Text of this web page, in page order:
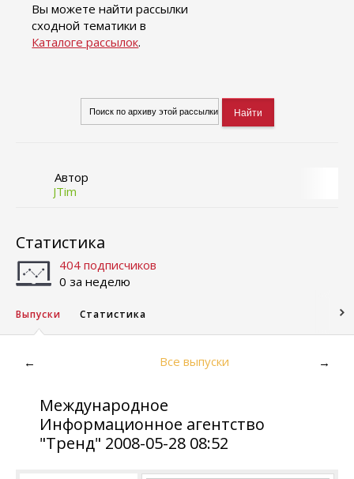
Вы можете найти рассылки
сходной тематики в
Каталоге рассылок.
Автор
JTim
Статистика
404 подписчиков
0 за неделю
Выпуски Статистика
← Все выпуски →
Международное
Информационное агентство
"Тренд" 2008-05-28 08:52